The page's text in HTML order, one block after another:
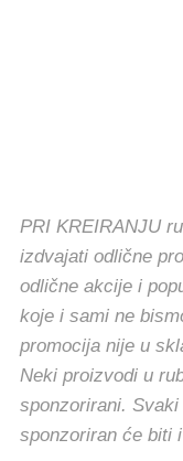
PRI KREIRANJU
izdvajati odlične
odlične akcije i
koje i sami ne
promocija nije u
Neki proizvodi u
sponzorirani.
sponzoriran će biti